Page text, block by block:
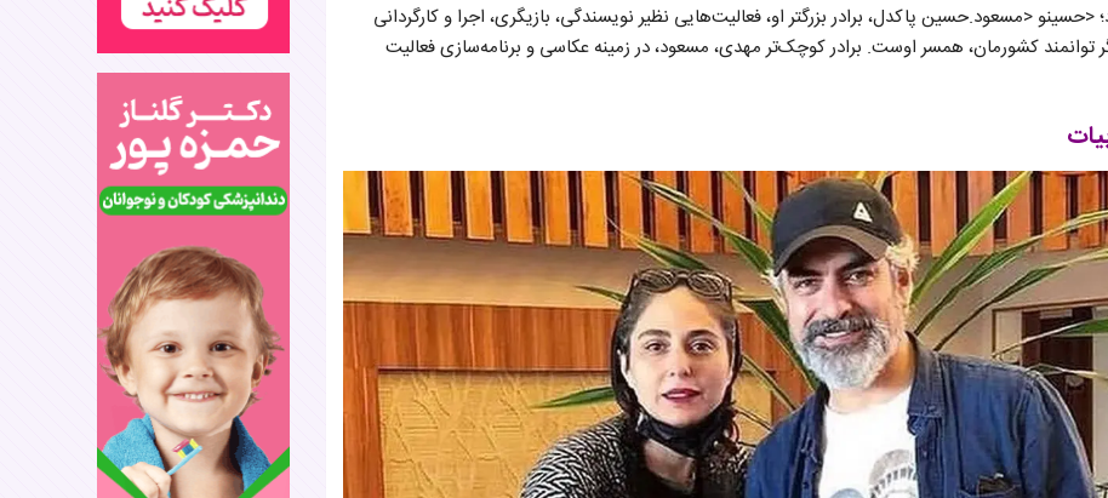
<حسینو <مسعود.حسین پاکدل، برادر بزرگتر او، فعالیت‌هایی نظیر نویسندگی، بازیگری، اجرا و کارگردانی
توانمند کشورمان، همسر اوست. برادر کوچک‌تر مهدی، مسعود، در زمینه عکاسی و برنامه‌سازی فعالیت